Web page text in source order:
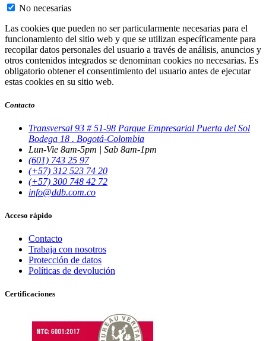
No necesarias
Las cookies que pueden no ser particularmente necesarias para el
funcionamiento del sitio web y que se utilizan específicamente para
recopilar datos personales del usuario a través de análisis, anuncios y
otros contenidos integrados se denominan cookies no necesarias. Es
obligatorio obtener el consentimiento del usuario antes de ejecutar
estas cookies en su sitio web.
Contacto
Transversal 93 # 51-98 Parque Empresarial Puerta del Sol
Bodega 18 . Bogotá-Colombia
Lun-Vie 8am-5pm | Sab 8am-1pm
(601) 743 25 97
(+57) 312 523 74 20
(+57) 300 748 42 72
info@ddb.com.co
Acceso rápido
Contacto
Trabaja con nosotros
Protección de datos
Políticas de devolución
Certificaciones